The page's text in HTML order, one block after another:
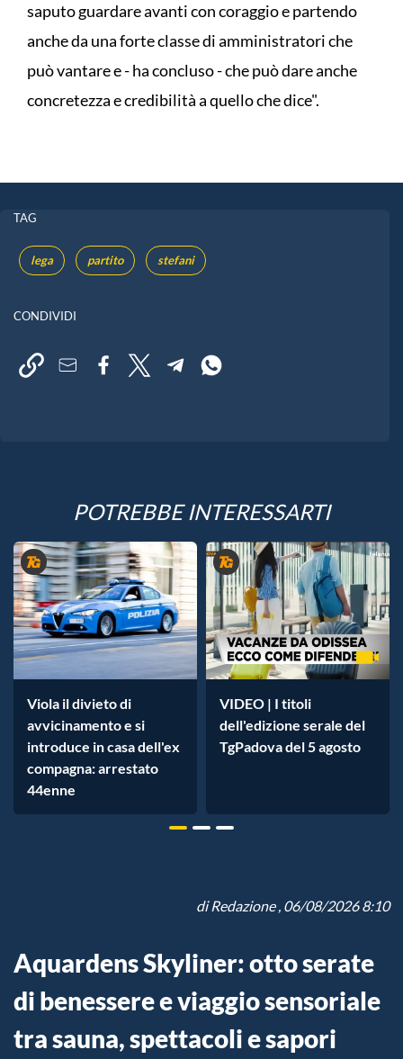
saputo guardare avanti con coraggio e partendo
anche da una forte classe di amministratori che
può vantare e - ha concluso - che può dare anche
concretezza e credibilità a quello che dice".
TAG
lega partito stefani
CONDIVIDI
POTREBBE INTERESSARTI
Viola il divieto di
avvicinamento e si
introduce in casa dell'ex
compagna: arrestato
44enne
VIDEO | I titoli
dell'edizione serale del
TgPadova del 5 agosto
diRedazione, 06/08/2026 8:10
Aquardens Skyliner: otto serate
di benessere e viaggio sensoriale
tra sauna, spettacoli e sapori